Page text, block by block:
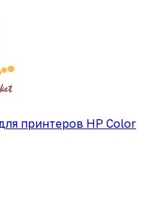
принтеров HP Color